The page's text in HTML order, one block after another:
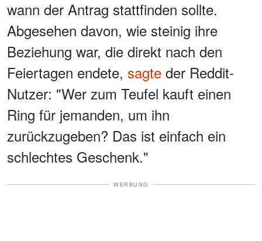
wann der Antrag stattfinden sollte.
Abgesehen davon, wie steinig ihre
Beziehung war, die direkt nach den
Feiertagen endete, sagte der Reddit-
Nutzer: "Wer zum Teufel kauft einen
Ring für jemanden, um ihn
zurückzugeben? Das ist einfach ein
schlechtes Geschenk."
WERBUNG